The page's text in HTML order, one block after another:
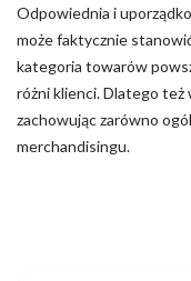
Odpowiednia i
może faktycznie
kategoria towarów
różni klienci. Dlatego też
zachowując zarówno
merchandisingu.